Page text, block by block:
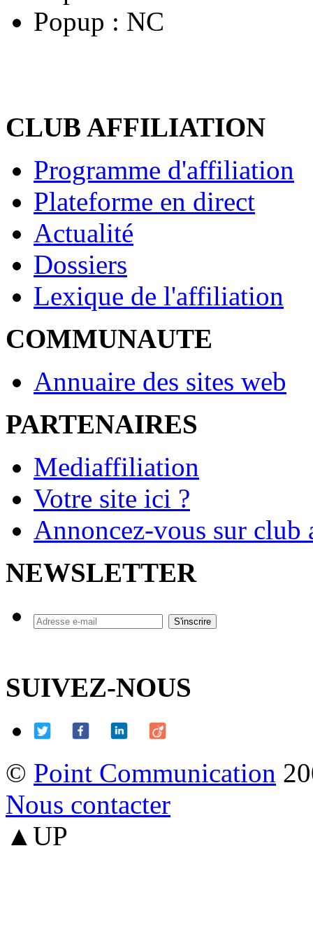
Popup : NC
CLUB AFFILIATION
Programme d'affiliation
Plateforme en direct
Actualité
Dossiers
Lexique de l'affiliation
COMMUNAUTE
Annuaire des sites web
PARTENAIRES
Mediaffiliation
Votre site ici ?
Annoncez-vous sur
NEWSLETTER
SUIVEZ-NOUS
© Point Communication
Nous contacter
▲UP